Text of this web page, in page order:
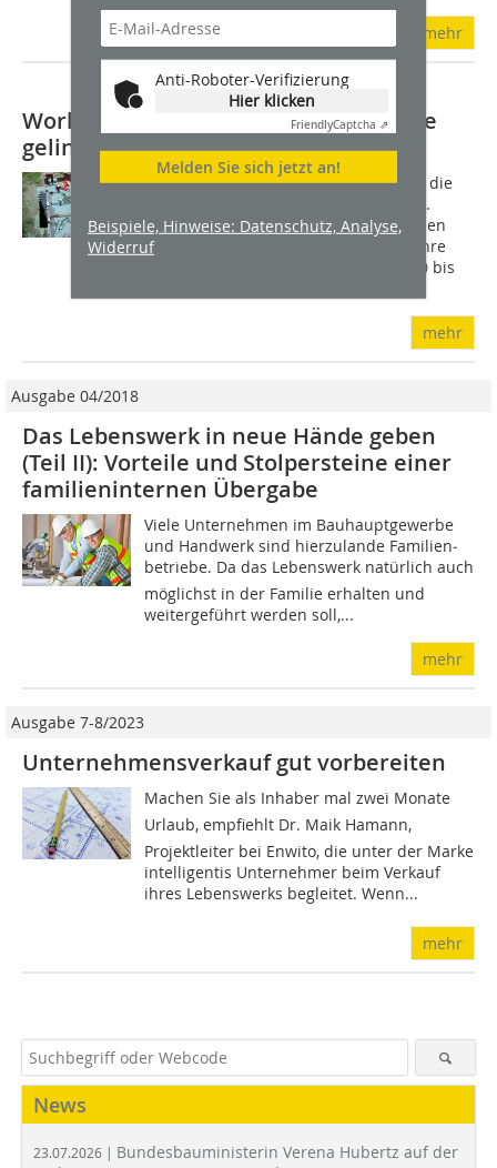
Anti-Roboter-Verifizierung
Hier klicken
FriendlyCaptcha ⇗
Melden Sie sich jetzt an!
Beispiele, Hinweise: Datenschutz, Analyse,
Widerruf
mehr
Workshops: Wie die Betriebsnachfolge
gelingt
Der Generationenwechsel beschäftigt die
älteren Betriebsinhaber im Handwerk.
Denn 45 Prozent der Unternehmerinnen
und Unternehmer sind älter als 50 Jahre
und werden somit in den nächsten 10 bis
mehr
Ausgabe 04/2018
Das Lebenswerk in neue Hände geben
(Teil II): Vorteile und Stolpersteine einer
familieninternen Übergabe
Viele Unternehmen im Bauhauptgewerbe
und Handwerk sind hierzulande Familien­
betriebe. Da das Lebenswerk natürlich auch
möglichst in der Familie erhalten und
weitergeführt werden soll,...
mehr
Ausgabe 7-8/2023
Unternehmensverkauf gut vorbereiten
Machen Sie als Inhaber mal zwei Monate
Urlaub, empfiehlt Dr. Maik Hamann,
Projektleiter bei Enwito, die unter der Marke
intelligentis Unternehmer beim Verkauf
ihres Lebenswerks begleitet. Wenn...
mehr
News
23.07.2026 | Bundesbauministerin Verena Hubertz auf der